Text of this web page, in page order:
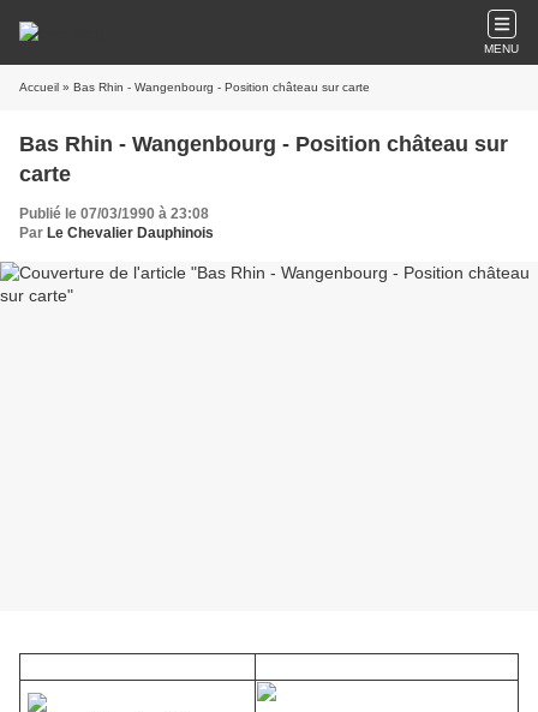
MENU
Accueil » Bas Rhin - Wangenbourg - Position château sur carte
Bas Rhin - Wangenbourg - Position château sur
carte
Publié le 07/03/1990 à 23:08
Par Le Chevalier Dauphinois